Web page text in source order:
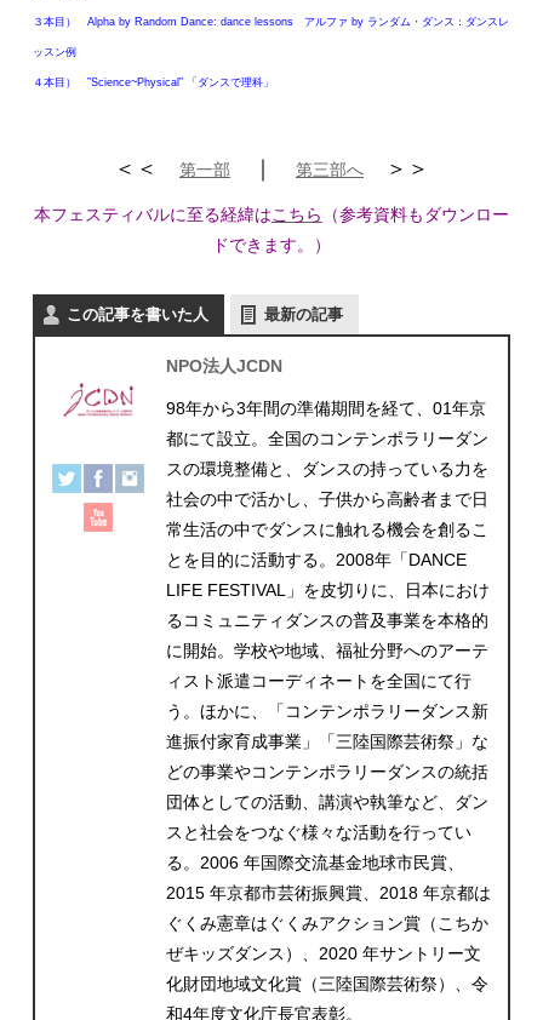
３本目） Alpha by Random Dance: dance lessons アルファ by ランダム・ダンス：ダンスレ
ッスン例
４本目） ”Science~Physical” 「ダンスで理科」
＜＜ 第一部 第三部へ＞＞
本フェスティバルに至る経緯はこちら
（参考資料もダウンロー
ドできます。）
この記事を書いた人 最新の記事
NPO法人JCDN
98年から3年間の準備期間を経て、01年京
都にて設立。全国のコンテンポラリーダン
スの環境整備と、ダンスの持っている力を
社会の中で活かし、子供から高齢者まで日
常生活の中でダンスに触れる機会を創るこ
とを目的に活動する。2008年「DANCE
LIFE FESTIVAL」を皮切りに、日本におけ
るコミュニティダンスの普及事業を本格的
に開始。学校や地域、福祉分野へのアーテ
ィスト派遣コーディネートを全国にて行
う。ほかに、「コンテンポラリーダンス新
進振付家育成事業」「三陸国際芸術祭」な
どの事業やコンテンポラリーダンスの統括
団体としての活動、講演や執筆など、ダン
スと社会をつなぐ様々な活動を行ってい
る。2006 年国際交流基金地球市民賞、
2015 年京都市芸術振興賞、2018 年京都は
ぐくみ憲章はぐくみアクション賞（こちか
ぜキッズダンス）、2020 年サントリー文
化財団地域文化賞（三陸国際芸術祭）、令
和4年度文化庁長官表彰。